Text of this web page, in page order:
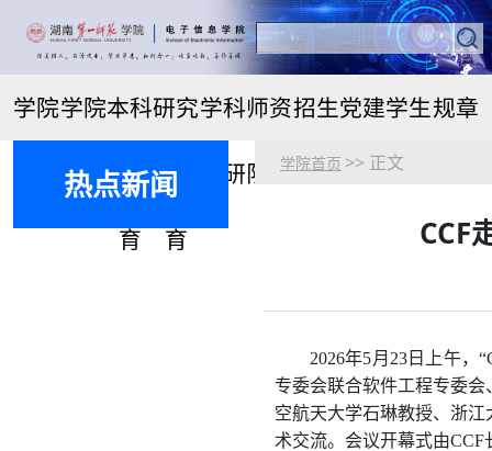
学院学院
概况
本科
生教
育
研究
生教
育
学科
科研
师资
队伍
招生
就业
党建
思政
学生
管理
规章
热点新闻
学院首页 >> 正文
CCF
2026年5月 23日上午，“
专委会联合软件工程专委
空航天大学石琳教授、浙
术交流。会议开幕式由CCF